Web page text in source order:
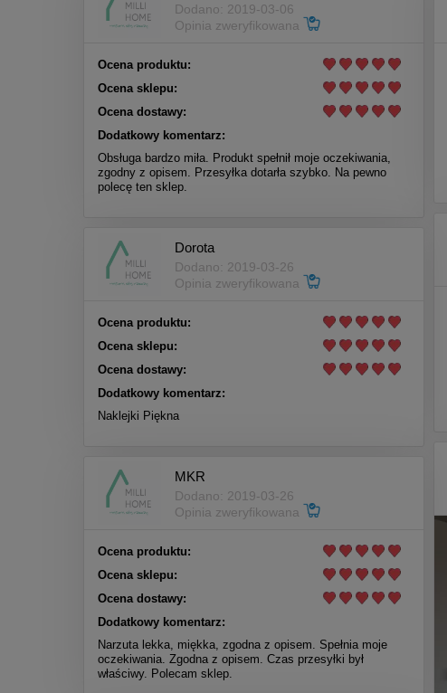
Dodano: 2019-03-06
Opinia zweryfikowana
Ocena produktu:
Ocena sklepu:
Ocena dostawy:
Dodatkowy komentarz:
Obsługa bardzo miła. Produkt spełnił moje oczekiwania,
zgodny z opisem. Przesyłka dotarła szybko. Na pewno
polecę ten sklep.
Dorota
Dodano: 2019-03-26
Opinia zweryfikowana
Ocena produktu:
Ocena sklepu:
Ocena dostawy:
Dodatkowy komentarz:
Naklejki Piękna
MKR
Dodano: 2019-03-26
Opinia zweryfikowana
Ocena produktu:
Ocena sklepu:
Ocena dostawy:
Dodatkowy komentarz:
Narzuta lekka, miękka, zgodna z opisem. Spełnia moje
oczekiwania. Zgodna z opisem. Czas przesyłki był
właściwy. Polecam sklep.